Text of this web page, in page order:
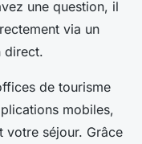
une question, il
via un
direct.
de tourisme
mobiles,
votre séjour. Grâce